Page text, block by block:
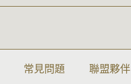
常見問題 聯盟夥伴